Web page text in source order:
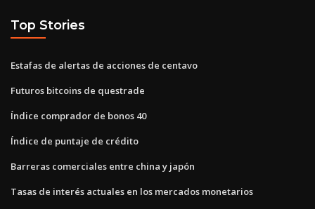
Top Stories
Estafas de alertas de acciones de centavo
Futuros bitcoins de questrade
Índice comprador de bonos 40
Índice de puntaje de crédito
Barreras comerciales entre china y japón
Tasas de interés actuales en los mercados monetarios